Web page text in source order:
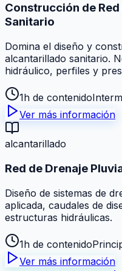
Construcción de
Sanitario
Domina el diseño y
alcantarillado sanitario.
hidráulico, perfiles y
1h de contenido
Ver más información
alcantarillado
Red de Drenaje
Diseño de sistemas de
aplicada, caudales de
estructuras hidráulicas.
1h de contenido
Ver más información